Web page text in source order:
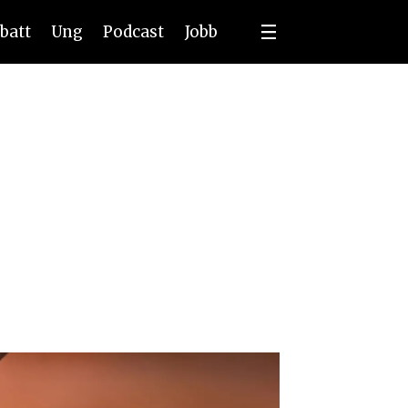
Ung Podcast Jobb